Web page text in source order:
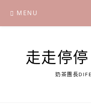
content
MENU
走走停
奶茶團長